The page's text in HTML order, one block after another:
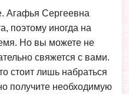
Агафья Сергеевна
поэтому иногда на
Но вы можете не
свяжется с вами.
стоит лишь набраться
получите необходимую